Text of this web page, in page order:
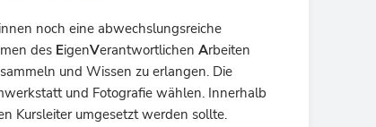
noch eine abwechslungsreiche
des EigenVerantwortlichen Arbeiten
und Wissen zu erlangen. Die
und Fotografie wählen. Innerhalb
Kursleiter umgesetzt werden sollte.